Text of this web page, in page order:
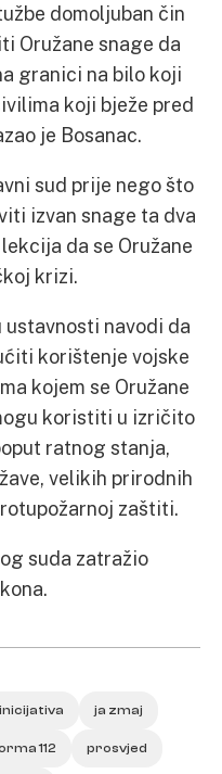
domoljuban čin
Oružane snage da
granici na bilo koji
koji bježe pred
je Bosanac.
sud prije nego što
izvan snage ta dva
da se Oružane
krizi.
ustavnosti navodi da
korištenje vojske
kojem se Oružane
koristiti u izričito
ratnog stanja,
velikih prirodnih
zaštiti.
suda zatražio
inicijativa ja zmaj
112 prosvjed